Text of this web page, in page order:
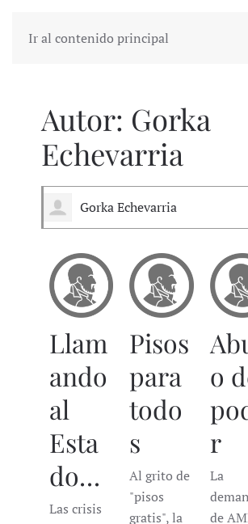
Ir al contenido principal
Autor: Gorka
Echevarria
Gorka Echevarria
Llam
ando
al
Esta
do…
Las crisis
Pisos
para
todo
s
Al grito de
"pisos
gratis", la
o
r
La
de